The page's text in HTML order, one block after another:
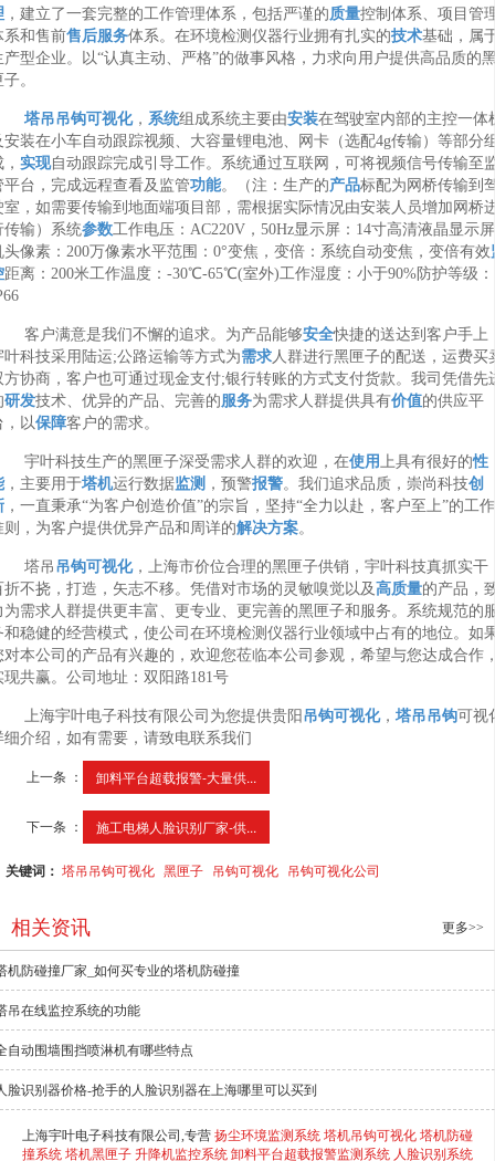
，建立了一套完整的工作管理体系，包括严谨的质量控制体系、项目管
系和售前售后服务体系。在环境检测仪器行业拥有扎实的技术基础，属
产型企业。以“认真主动、严格”的做事风格，力求向用户提供高品质的
。
塔吊吊钩可视化， 系统组成系统主要由安装在驾驶室内部的主控一体
安装在小车自动跟踪视频、大容量锂电池、网卡（选配4g传输）等部分
实现自动跟踪完成引导工作。系统通过互联网，可将视频信号传输至
平台，完成远程查看及监管功能。（注：生产的产品标配为网桥传输到
室，如需要传输到地面端项目部，需根据实际情况由安装人员增加网桥
传输）系统参数工作电压：AC220V，50Hz显示屏：14寸高清液晶显示屏
头像素：200万像素水平范围：0°变焦，变倍：系统自动变焦，变倍有效
距离：200米工作温度：-30℃-65℃(室外)工作湿度：小于90%防护等级：
客户满意是我们不懈的追求。为产品能够安全快捷的送达到客户手上
叶科技采用陆运;公路运输等方式为需求人群进行黑匣子的配送，运费买
方协商，客户也可通过现金支付;银行转账的方式支付货款。我司凭借先
研发技术、优异的产品、完善的服务为需求人群提供具有价值的供应平
，以保障客户的需求。
宇叶科技生产的黑匣子深受需求人群的欢迎，在使用上具有很好的性
，主要用于塔机运行数据监测 ，预警报警。我们追求品质，崇尚科技创
，一直秉承“为客户创造价值”的宗旨，坚持“全力以赴，客户至上”的工作
则，为客户提供优异产品和周详的解决方案。
塔吊 吊钩可视化，上海市价位合理的黑匣子供销，宇叶科技真抓实干
折不挠，打造，矢志不移。凭借对市场的灵敏嗅觉以及高质量的产品，
为需求人群提供更丰富、更专业、更完善的黑匣子和服务。系统规范的
和稳健的经营模式，使公司在环境检测仪器行业领域中占有的地位。如
对本公司的产品有兴趣的，欢迎您莅临本公司参观，希望与您达成合作
现共赢。公司地址：双阳路181号
上海宇叶电子科技有限公司为您提供贵阳 吊钩可视化， 塔吊吊钩可视
细介绍，如有需要，请致电联系我们
上一条 ： 卸料平台超载报警-大量供...
下一条 ： 施工电梯人脸识别厂家-供...
关键词： 塔吊吊钩可视化 黑匣子 吊钩可视化 吊钩可视化公司
相关资讯 更多>>
机防碰撞厂家_如何买专业的塔机防碰撞
吊在线监控系统的功能
自动围墙围挡喷淋机有哪些特点
脸识别器价格-抢手的人脸识别器在上海哪里可以买到
上海宇叶电子科技有限公司,专营 扬尘环境监测系统 塔机吊钩可视化 塔机防碰
撞系统 塔机黑匣子 升降机监控系统 卸料平台超载报警监测系统 人脸识别系统